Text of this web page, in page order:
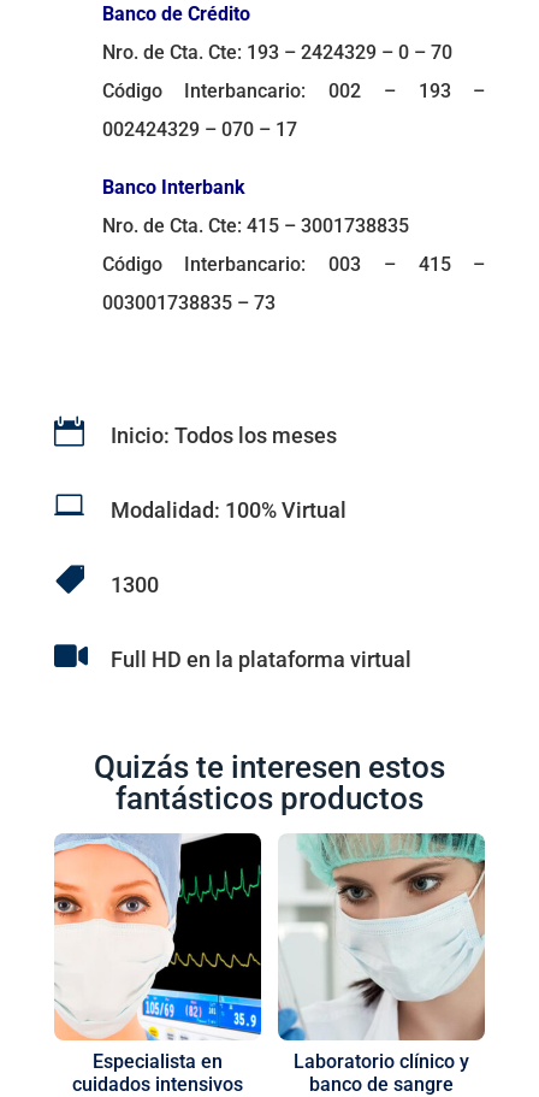
Banco de Crédito
Nro. de Cta. Cte: 193 – 2424329 – 0 – 70
Código Interbancario: 002 – 193 –
002424329 – 070 – 17
Banco Interbank
Nro. de Cta. Cte: 415 – 3001738835
Código Interbancario: 003 – 415 –
003001738835 – 73
 Inicio: Todos los meses
 Modalidad: 100% Virtual
 1300
 Full HD en la plataforma virtual
Quizás te interesen estos
fantásticos productos
Especialista en
cuidados intensivos
Laboratorio clínico y
banco de sangre